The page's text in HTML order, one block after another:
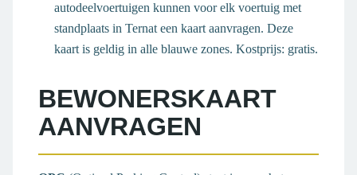
autodeelvoertuigen kunnen voor elk voertuig met
standplaats in Ternat een kaart aanvragen. Deze
kaart is geldig in alle blauwe zones. Kostprijs: gratis.
BEWONERSKAART
AANVRAGEN